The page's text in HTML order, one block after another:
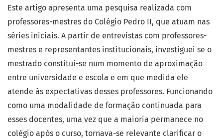
Este artigo apresenta uma pesquisa realizada com
professores-mestres do Colégio Pedro II, que atuam nas
séries iniciais. A partir de entrevistas com professores-
mestres e representantes institucionais, investiguei se o
mestrado constitui-se num momento de aproximação
entre universidade e escola e em que medida ele
atende às expectativas desses professores. Funcionando
como uma modalidade de formação continuada para
esses docentes, uma vez que a maioria permanece no
colégio após o curso, tornava-se relevante clarificar o